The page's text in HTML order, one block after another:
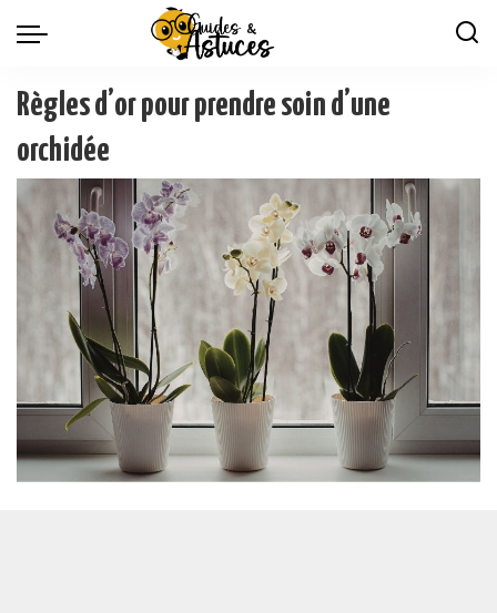
Règles d’or pour prendre soin d’une
orchidée